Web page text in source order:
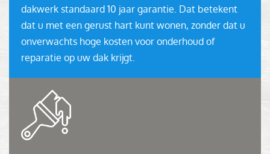
dakwerk standaard 10 jaar garantie. Dat betekent
dat u met een gerust hart kunt wonen, zonder dat u
onverwachts hoge kosten voor onderhoud of
reparatie op uw dak krijgt.